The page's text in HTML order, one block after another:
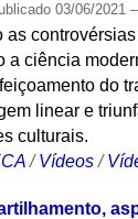
03/06/2021
as
a ciência
do
linear e
culturais.
/Vídeos /